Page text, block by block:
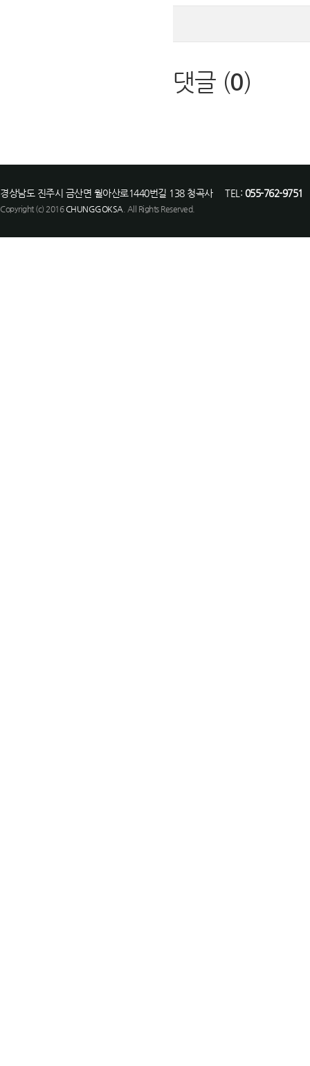
댓글 (0)
경상남도 진주시 금산면 월아산로1440번길 138 청곡사 TEL: 055-762-9751
Copyright (c) 2016CHUNGGOKSA . All Rights Reserved.